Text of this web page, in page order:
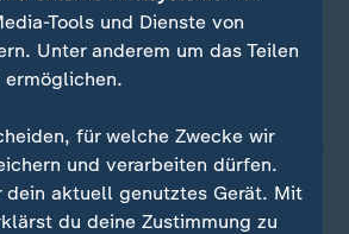
wenn es jetzt um die
Probleme in der
Union geht.
Tools und Dienste von
Unter anderem um das Teilen
für welche Zwecke wir
und verarbeiten dürfen.
dein aktuell genutztes Gerät. Mit
du deine Zustimmung zu